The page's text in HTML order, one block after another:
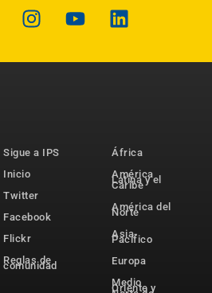
Sigue a IPS
Inicio
Twitter
Facebook
Flickr
Reglas de
comunidad
África
América
Latina y el
Caribe
América del
Norte
Asia-
Pacífico
Europa
Medio
Oriente y